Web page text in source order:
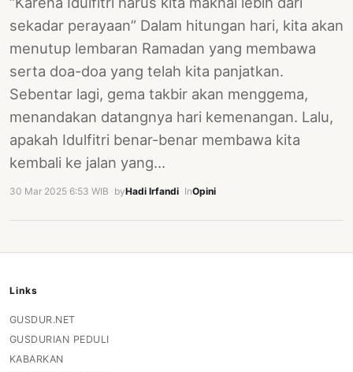
sekadar perayaan” Dalam hitungan hari, kita akan
menutup lembaran Ramadan yang membawa
serta doa-doa yang telah kita panjatkan.
Sebentar lagi, gema takbir akan menggema,
menandakan datangnya hari kemenangan. Lalu,
apakah Idulfitri benar-benar membawa kita
kembali ke jalan yang…
30 Mar 2025 6:53 WIB byHadi Irfandi InOpini
Links
GUSDUR.NET
GUSDURIAN PEDULI
KABARKAN